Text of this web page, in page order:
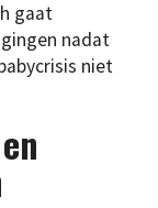
gaat
nadat
niet